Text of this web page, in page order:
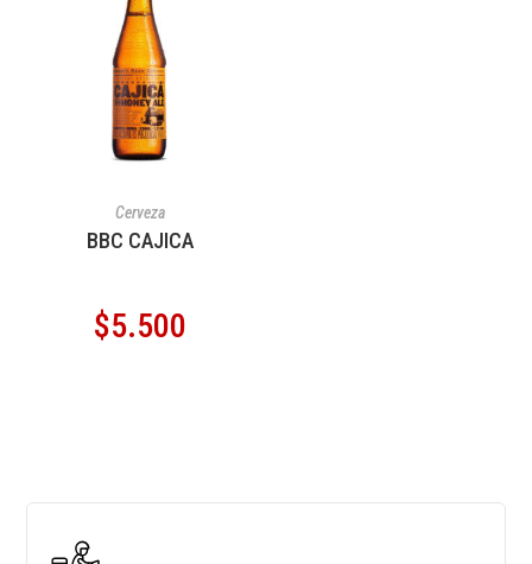
Cerveza
BBC CAJICA
$5.500